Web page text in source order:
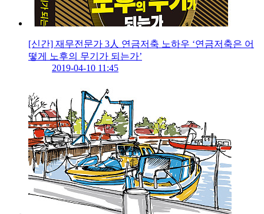
[신간] 재무전문가 3人 연금저축 노하우 ‘연금저축은 어
떻게 노후의 무기가 되는가’
2019-04-10 11:45